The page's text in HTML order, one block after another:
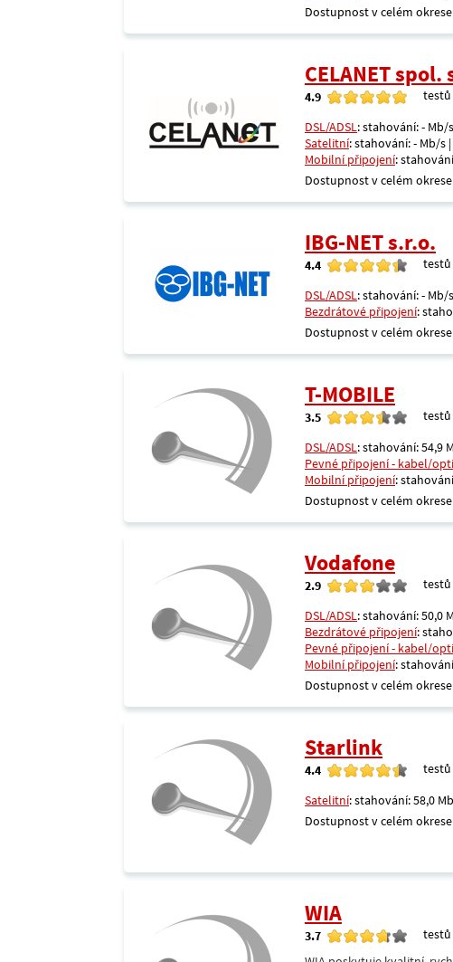
Dostupnost v celém
CELANET spol.
4.9 testů
DSL/ADSL: stahování: - Mb/
Satelitní: stahování: - Mb/s
Mobilní připojení:
Dostupnost v celém
IBG-NET s.r.o.
4.4 testů
DSL/ADSL: stahování: - Mb/
Bezdrátové připojení:
Dostupnost v celém
T-MOBILE
3.5 testů
DSL/ADSL: stahování: 54,9
Pevné připojení - kabel/
Mobilní připojení:
Dostupnost v celém
Vodafone
2.9 testů
DSL/ADSL: stahování: 50,0
Bezdrátové připojení:
Pevné připojení - kabel/
Mobilní připojení:
Dostupnost v celém
Starlink
4.4 testů
Satelitní: stahování: 58,0
Dostupnost v celém
WIA
3.7 testů